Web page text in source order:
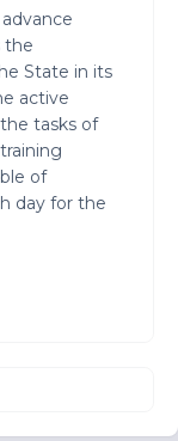
the
State in its
active
tasks of
of
day for the